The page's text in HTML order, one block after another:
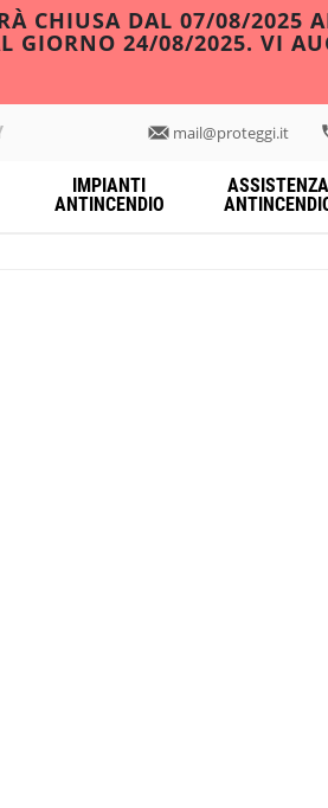
CHIUSA DAL 07/08/2025
GIORNO 24/08/2025. VI
mail@proteggi.it
IMPIANTI
ANTINCENDIO
ASSISTENZA